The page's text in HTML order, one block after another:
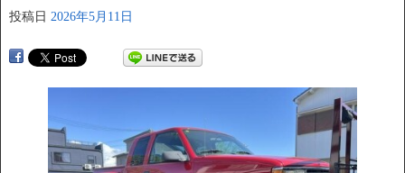
投稿日 2026年5月11日